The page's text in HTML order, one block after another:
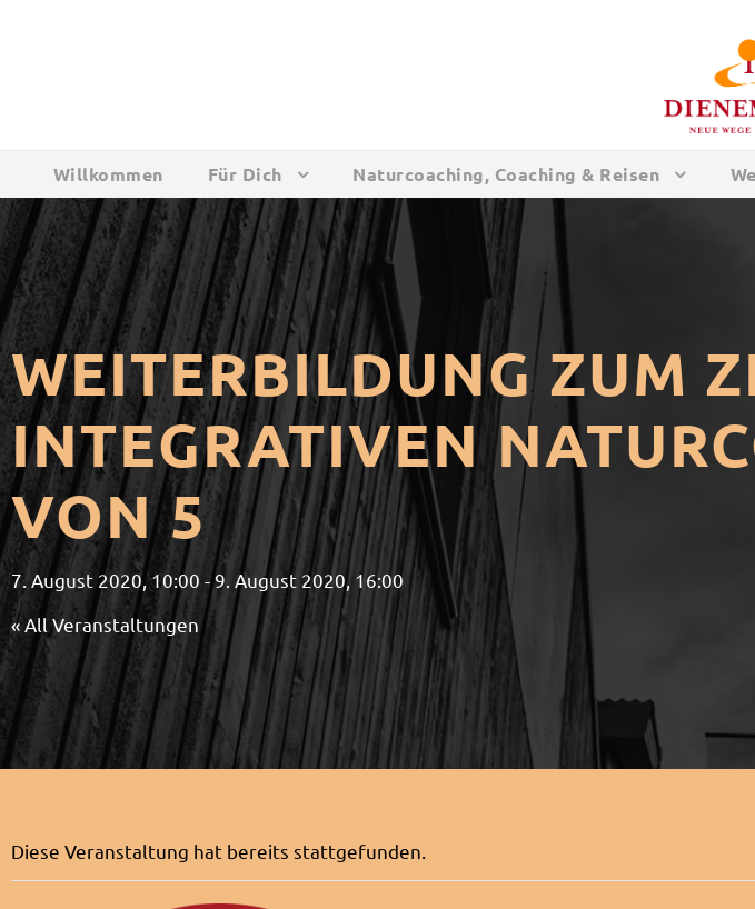
Willkommen Für Dich Naturcoaching, Coaching & Reisen
WEITERBILDUNG ZUM
INTEGRATIVEN
VON 5
7. August 2020, 10:00 -9. August 2020, 16:00
« All Veranstaltungen
Diese Veranstaltung hat bereits stattgefunden.